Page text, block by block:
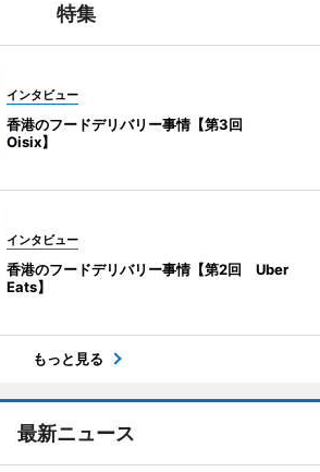
特集
インタビュー
香港のフードデリバリー事情【第3回
Oisix】
インタビュー
香港のフードデリバリー事情【第2回 Uber
Eats】
もっと見る
最新ニュース